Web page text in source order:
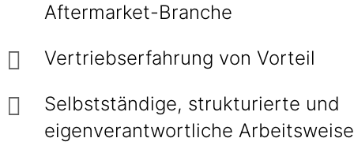
Aftermarket-Branche
Vertriebserfahrung von Vorteil
Selbstständige, strukturierte und
eigenverantwortliche Arbeitsweise